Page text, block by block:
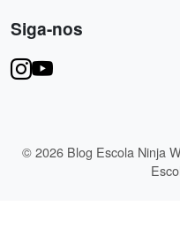
Siga-nos
© 2026 Blog Escola Ninja